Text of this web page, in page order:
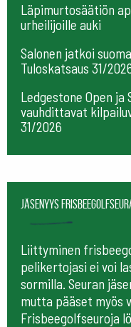
Läpimurtosäätiön
urheilijoille auki
Salonen jatkoi
Tuloskatsaus 31/
Ledgestone Open ja
vauhdittavat
31/2026
Jäsenyys
Liittyminen
pelikertojasi ei voi
sormilla. Seuran
mutta pääset myös
Frisbeegolfseuroja